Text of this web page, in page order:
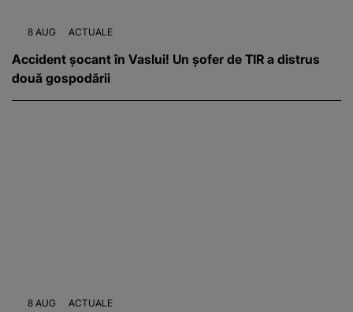
8 AUG ACTUALE
Accident șocant în Vaslui! Un șofer de TIR a distrus
două gospodării
8 AUG ACTUALE